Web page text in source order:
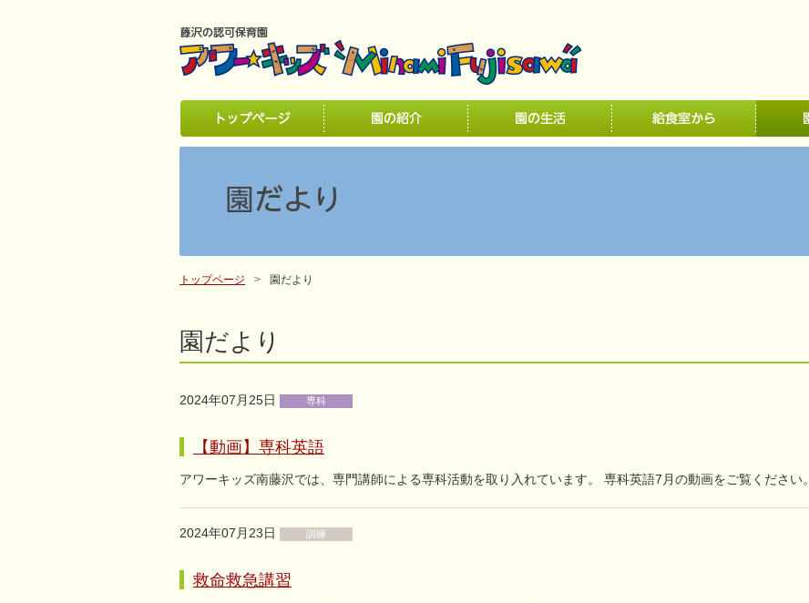
トップページ 園だより
園だより
2024年07月25日 専科
【動画】専科英語
アワーキッズ南藤沢では、専門講師による専科活動を取り入れています。 専科英語7月の動画をご覧ください。
2024年07月23日 訓練
救命救急講習